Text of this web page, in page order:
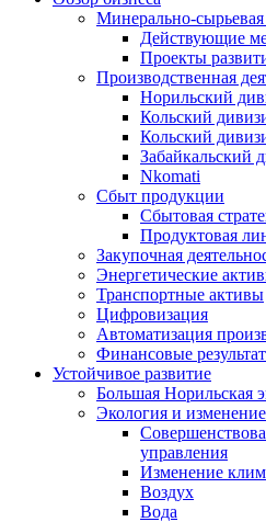
Минерально-сырьевая
Действующие
Проекты
Производственная
Норильский
Кольский
Кольский
Забайкальский
Nkomati
Сбыт продукции
Сбытовая
Продуктовая
Закупочная
Энергетические
Транспортные активы
Цифровизация
Автоматизация
Финансовые
Устойчивое развитие
Большая Норильская
Экология и
управления
Изменение
Воздух
Вода